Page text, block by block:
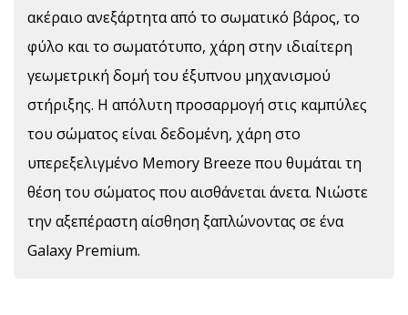
ακέραιο ανεξάρτητα από το σωματικό βάρος, το
φύλο και το σωματότυπο, χάρη στην ιδιαίτερη
γεωμετρική δομή του έξυπνου μηχανισμού
στήριξης. Η απόλυτη προσαρμογή στις καμπύλες
του σώματος είναι δεδομένη, χάρη στο
υπερεξελιγμένο Memory Breeze που θυμάται τη
θέση του σώματος που αισθάνεται άνετα. Νιώστε
την αξεπέραστη αίσθηση ξαπλώνοντας σε ένα
Galaxy Premium.